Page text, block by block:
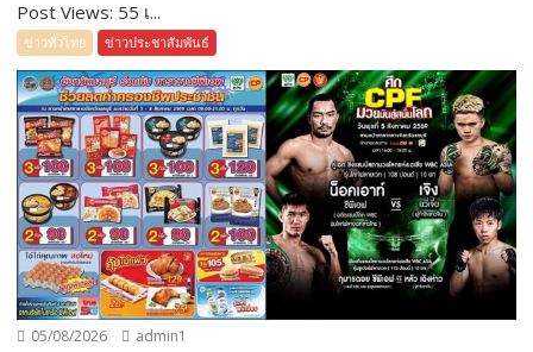
Post Views: 55 เ...
ข่าวทั่วไทย ข่าวประชาสัมพันธ์
05/08/2026 admin1